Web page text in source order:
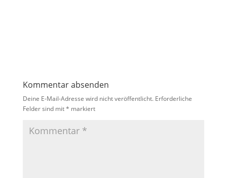
Kommentar absenden
Deine E-Mail-Adresse wird nicht veröffentlicht. Erforderliche
Felder sind mit* markiert